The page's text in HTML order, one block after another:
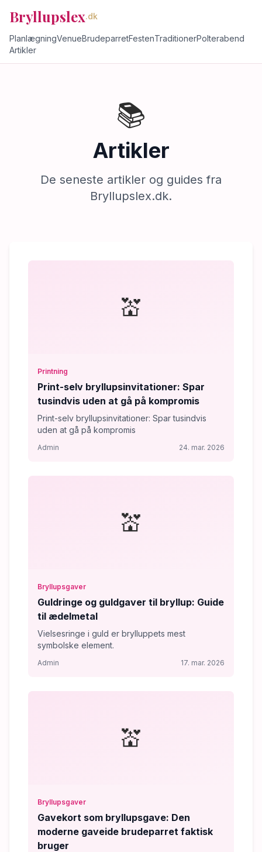
Bryllupslex.dk
PlanlægningVenueBrudeparretFestenTraditionerPolterabend
Artikler
📚
Artikler
De seneste artikler og guides fra
Bryllupslex.dk.
💒
Printning
Print-selv bryllupsinvitationer: Spar
tusindvis uden at gå på kompromis
Print-selv bryllupsinvitationer: Spar tusindvis
uden at gå på kompromis
Admin 24. mar. 2026
💒
Bryllupsgaver
Guldringe og guldgaver til bryllup: Guide
til ædelmetal
Vielsesringe i guld er brylluppets mest
symbolske element.
Admin 17. mar. 2026
💒
Bryllupsgaver
Gavekort som bryllupsgave: Den
moderne gaveide brudeparret faktisk
bruger